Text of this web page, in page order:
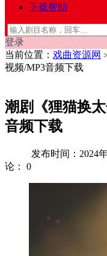
下载帮助
登录
当前位置： 戏曲资源网 >
视频/MP3音频下载
潮剧《狸猫换
音频下载
发布时间：2024
论：
0